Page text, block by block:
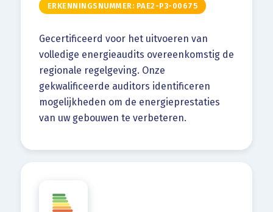
ERKENNINGSNUMMER: PAE2-P3-00675
Gecertificeerd voor het uitvoeren van
volledige energieaudits overeenkomstig de
regionale regelgeving. Onze
gekwalificeerde auditors identificeren
mogelijkheden om de energieprestaties
van uw gebouwen te verbeteren.